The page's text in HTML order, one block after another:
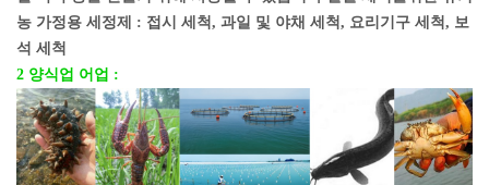
농 가정용 세정제 : 접시 세척, 과일 및 야채 세척, 요리기구 세척, 보
석 세척
2 양식업 어업 :